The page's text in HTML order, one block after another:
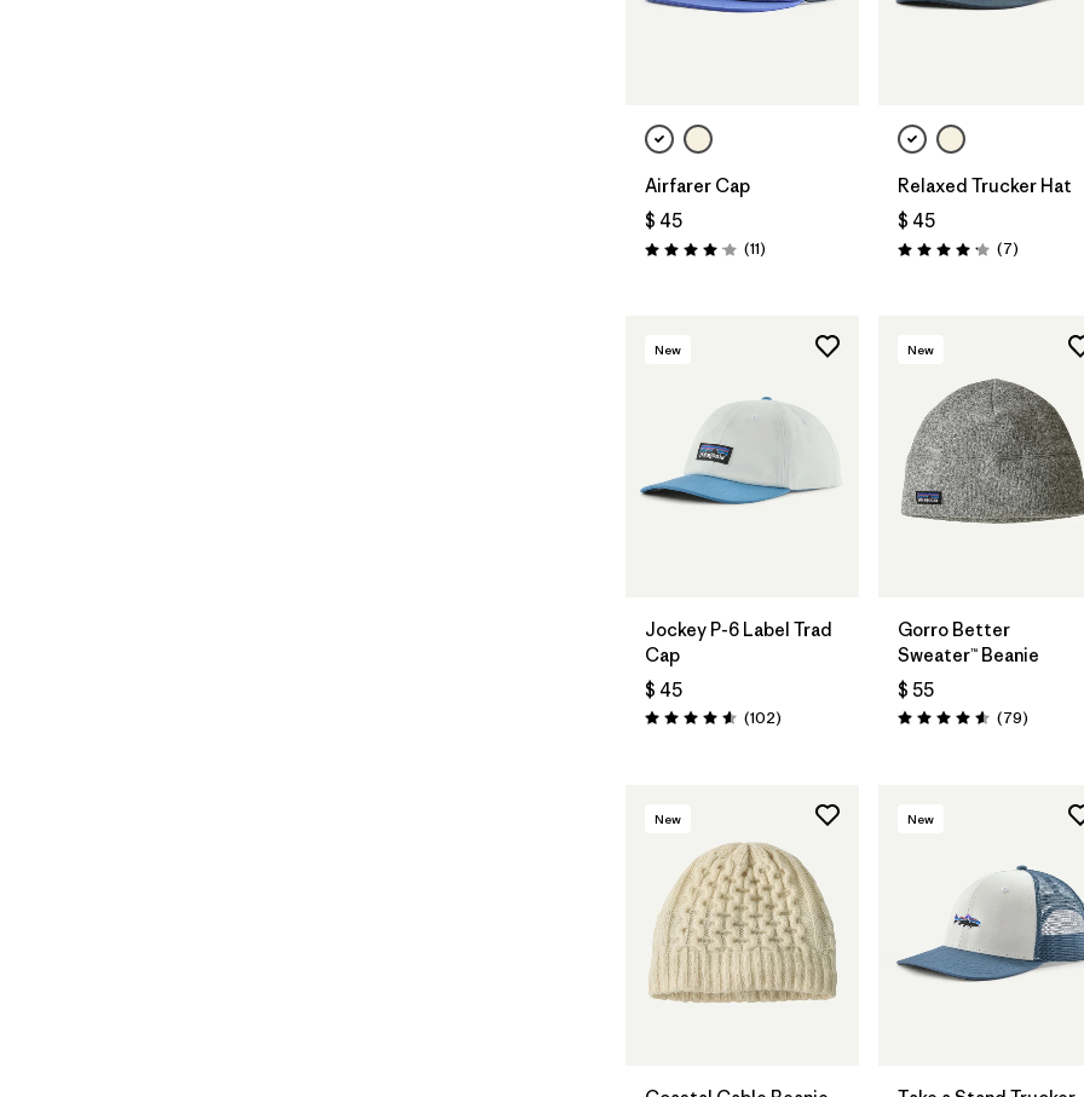
Airfarer Cap
$ 45
Valoración: 4.1 / 5
(11Comentarios
)
Relaxed Trucker Hat
$ 45
Valoración: 4.1 / 5
(7)
New
Jockey P-6 Label Trad
Cap
$ 45
Valoración: 4.6 / 5
(102Comentarios
)
New
Gorro Better
Sweater™ Beanie
$ 55
Valoración: 4.6 / 5
(79)
Agregar a la
New New